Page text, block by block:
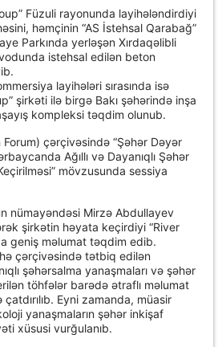
Füzuli rayonunda layihələndirdiyi
həmçinin “AS İstehsal Qarabağ”
Parkında yerləşən Xırdaqəlibli
istehsal edilən beton
layihələri sırasında isə
şirkəti ilə birgə Bakı şəhərində inşa
kompleksi təqdim olunub.
çərçivəsində “Şəhər Dəyər
Ağıllı və Dayanıqlı Şəhər
mövzusunda sessiya
nümayəndəsi Mirzə Abdullayev
şirkətin həyata keçirdiyi “River
geniş məlumat təqdim edib.
çərçivəsində tətbiq edilən
şəhərsalma yanaşmaları və şəhər
töhfələr barədə ətraflı məlumat
Eyni zamanda, müasir
yanaşmaların şəhər inkişaf
xüsusi vurğulanıb.